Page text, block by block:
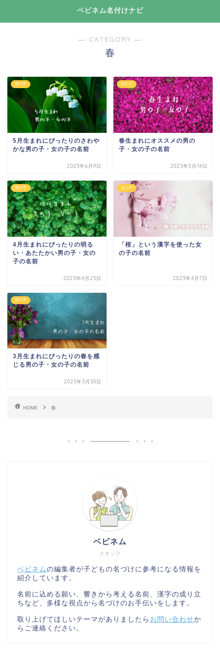
ベビネム名付けナビ
― CATEGORY ―
春
男の子
5月生まれにぴったりのさわや
かな男の子・女の子の名前
2023年6月9日
男の子
春生まれにオススメの男の
子・女の子の名前
2023年5月14日
男の子
4月生まれにぴったりの明る
い・あたたかい男の子・女の
子の名前
2023年4月25日
女の子
「桜」という漢字を使った女
の子の名前
2023年4月7日
男の子
3月生まれにぴったりの春を感
じる男の子・女の子の名前
2023年3月30日
HOME 春
スタッフ
ベビネム
ベビネムの編集者が子どもの名づけに参考になる情報を
紹介しています。
名前に込める願い、響きから考える名前、漢字の成り立
ちなど、多様な視点から名づけのお手伝いをします。
取り上げてほしいテーマがありましたら お問い合わせか
らご連絡ください。